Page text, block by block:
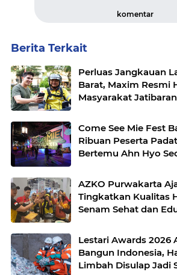
komentar
Berita Terkait
Perluas Jangkauan
Barat, Maxim Resmi
Masyarakat
Come See Mie Fest
Ribuan Peserta
Bertemu Ahn Hyo
AZKO Purwakarta
Tingkatkan Kualitas
Senam Sehat dan
Lestari Awards 2026
Bangun Indonesia,
Limbah Disulap Jadi